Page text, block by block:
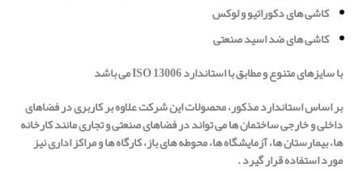
کاشی های دکوراتیو و لوکس
کاشی های ضد اسید صنعتی
با سایزهای متنوع و مطابق با استانداردISO 13006می باشد
بر اساس استاندارد مذکور، محصولات این شرکت علاوه بر کاربری در فضاهای
داخلی و خارجی ساختمان ها می تواند در فضاهای صنعتی و تجاری مانند کارخانه
ها، بیمارستان ها، آزمایشگاه ها، محوطه های باز، کارگاه ها و مراکز اداری نیز
مورد استفاده قرار گیرد .